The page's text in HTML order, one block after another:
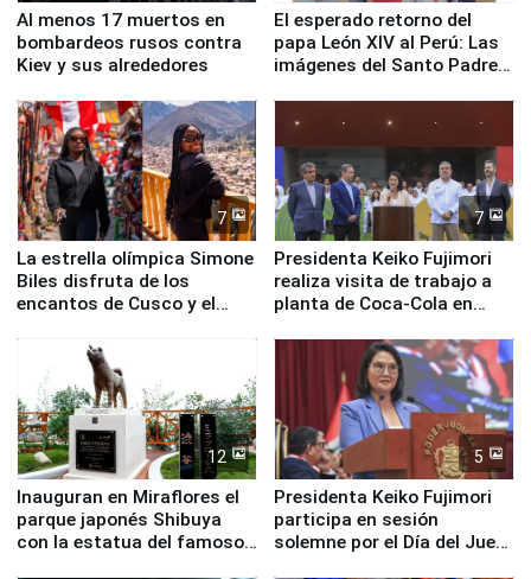
Al menos 17 muertos en
bombardeos rusos contra
Kiev y sus alrededores
El esperado retorno del
papa León XIV al Perú: Las
imágenes del Santo Padre
7
La estrella olímpica Simone
Biles disfruta de los
encantos de Cusco y el
7
Presidenta Keiko Fujimori
realiza visita de trabajo a
planta de Coca-Cola en
12
Inauguran en Miraflores el
parque japonés Shibuya
con la estatua del famoso
5
Presidenta Keiko Fujimori
participa en sesión
solemne por el Día del Juez